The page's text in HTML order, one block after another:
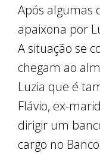
Após algumas
apaixona por
A situação se
chegam ao
Luzia que é
Flávio, ex-
dirigir um
cargo no